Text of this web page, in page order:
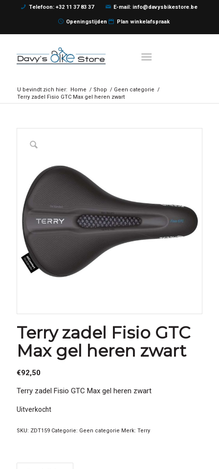
Telefoon: +32 11 37 83 37 E-mail: info@davysbikestore.be
Openingstijden Plan winkelafspraak
U bevindt zich hier: Home / Shop / Geen categorie /
Terry zadel Fisio GTC Max gel heren zwart
Terry zadel Fisio GTC
Max gel heren zwart
€92,50
Terry zadel Fisio GTC Max gel heren zwart
Uitverkocht
SKU: ZDT159 Categorie: Geen categorie Merk: Terry